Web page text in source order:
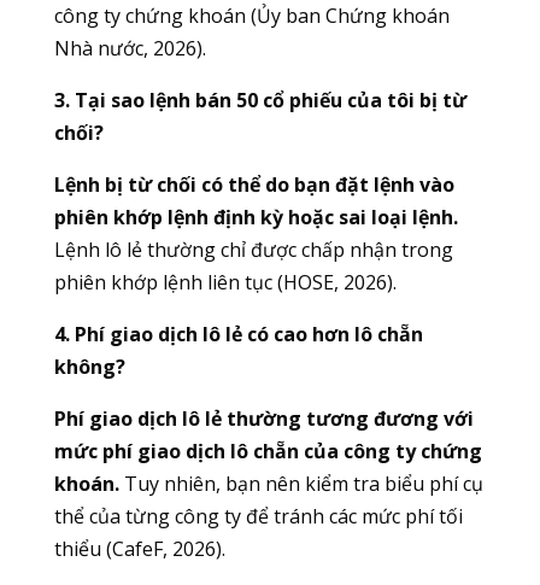
công ty chứng khoán (Ủy ban Chứng khoán
Nhà nước, 2026).
3. Tại sao lệnh bán 50 cổ phiếu của tôi bị từ
chối?
Lệnh bị từ chối có thể do bạn đặt lệnh vào
phiên khớp lệnh định kỳ hoặc sai loại lệnh.
Lệnh lô lẻ thường chỉ được chấp nhận trong
phiên khớp lệnh liên tục (HOSE, 2026).
4. Phí giao dịch lô lẻ có cao hơn lô chẵn
không?
Phí giao dịch lô lẻ thường tương đương với
mức phí giao dịch lô chẵn của công ty chứng
khoán.Tuy nhiên, bạn nên kiểm tra biểu phí cụ
thể của từng công ty để tránh các mức phí tối
thiểu (CafeF, 2026).